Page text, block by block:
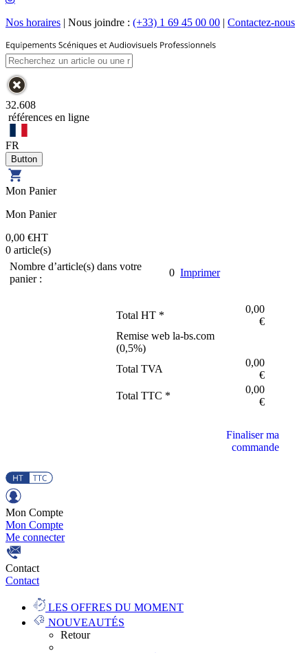
Nos horaires | Nous joindre : (+33) 1 69 45 00 00 | Contactez-nous
32.608
références en ligne
FR
Mon Panier
Mon Panier
0,00 €HT
0 article(s)
Nombre d’article(s) dans votre
panier :
0 Imprimer
Total HT *
0,00
€
Remise web la-bs.com
(0,5%)
Total TVA
0,00
€
Total TTC *
0,00
€
Finaliser ma
commande
Mon Compte
Mon Compte
Me connecter
Contact
Contact
LES OFFRES DU MOMENT
NOUVEAUTÉS
Retour